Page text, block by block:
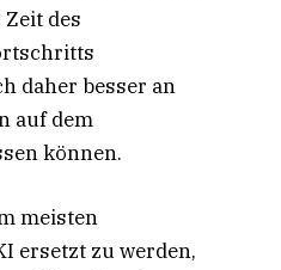
des
daher besser an
auf dem
können.
meisten
ersetzt zu werden,